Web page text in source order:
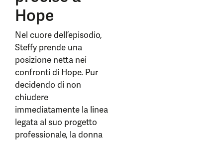
Hope
Nel cuore dell’episodio,
Steffy prende una
posizione netta nei
confronti di Hope. Pur
decidendo di non
chiudere
immediatamente la linea
legata al suo progetto
professionale, la donna